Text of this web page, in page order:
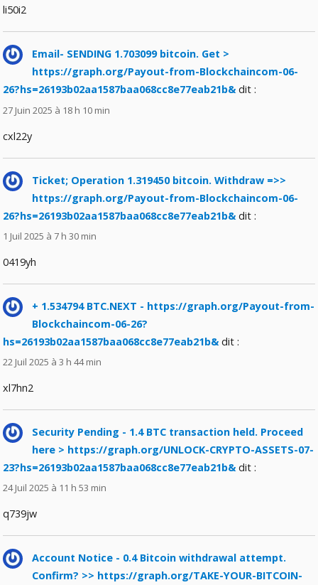
li50i2
Email- SENDING 1.703099 bitcoin. Get >
https://graph.org/Payout-from-Blockchaincom-06-
26?hs=26193b02aa1587baa068cc8e77eab21b& dit :
27 Juin 2025 à 18 h 10 min
cxl22y
Ticket; Operation 1.319450 bitcoin. Withdraw =>>
https://graph.org/Payout-from-Blockchaincom-06-
26?hs=26193b02aa1587baa068cc8e77eab21b& dit :
1 Juil 2025 à 7 h 30 min
0419yh
+ 1.534794 BTC.NEXT - https://graph.org/Payout-from-
Blockchaincom-06-26?
hs=26193b02aa1587baa068cc8e77eab21b& dit :
22 Juil 2025 à 3 h 44 min
xl7hn2
Security Pending - 1.4 BTC transaction held. Proceed
here > https://graph.org/UNLOCK-CRYPTO-ASSETS-07-
23?hs=26193b02aa1587baa068cc8e77eab21b& dit :
24 Juil 2025 à 11 h 53 min
q739jw
Account Notice - 0.4 Bitcoin withdrawal attempt.
Confirm? >> https://graph.org/TAKE-YOUR-BITCOIN-